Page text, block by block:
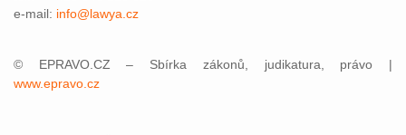
e-mail: info@lawya.cz
© EPRAVO.CZ – Sbírka zákonů, judikatura, právo |
www.epravo.cz